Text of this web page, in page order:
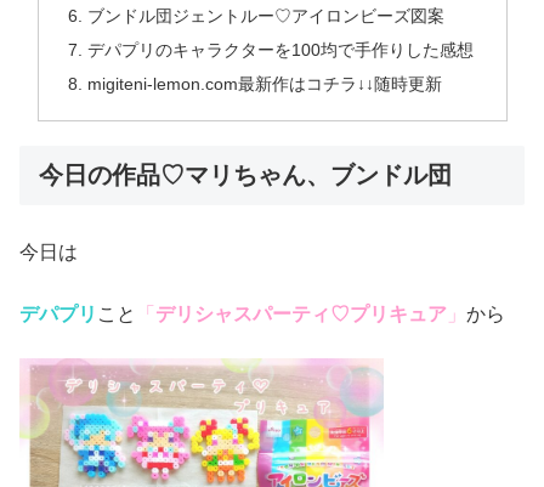
ブンドル団ジェントルー♡アイロンビーズ図案
デパプリのキャラクターを100均で手作りした感想
migiteni-lemon.com最新作はコチラ↓↓随時更新
今日の作品♡マリちゃん、ブンドル団
今日は
デパプリ こと 「 デリシャスパーティ♡プリキュア 」 から